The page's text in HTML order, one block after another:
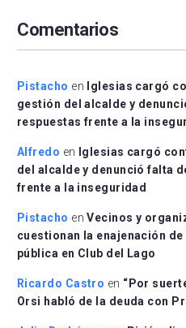
Comentarios
Pistacho en
Iglesias cargó
gestión del alcalde y
respuestas frente a la
Alfredo en
Iglesias cargó
del alcalde y denunció falta
frente a la inseguridad
Pistacho enVecinos y
cuestionan la enajenación de
pública en Club del Lago
Ricardo Castro en “Por
Orsi habló de la deuda con